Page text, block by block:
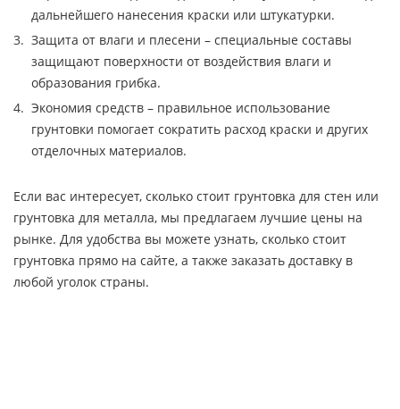
дальнейшего нанесения краски или штукатурки.
Защита от влаги и плесени – специальные составы
защищают поверхности от воздействия влаги и
образования грибка.
Экономия средств – правильное использование
грунтовки помогает сократить расход краски и других
отделочных материалов.
Если вас интересует, сколько стоит грунтовка для стен или
грунтовка для металла, мы предлагаем лучшие цены на
рынке. Для удобства вы можете узнать, сколько стоит
грунтовка прямо на сайте, а также заказать доставку в
любой уголок страны.